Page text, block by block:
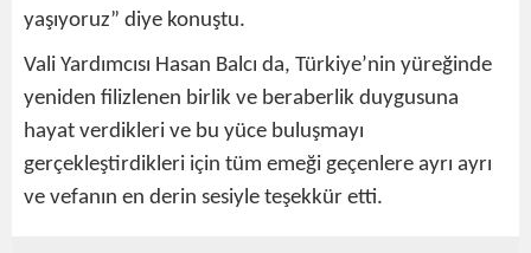
yaşıyoruz” diye konuştu.
Vali Yardımcısı Hasan Balcı da, Türkiye’nin yüreğinde
yeniden filizlenen birlik ve beraberlik duygusuna
hayat verdikleri ve bu yüce buluşmayı
gerçekleştirdikleri için tüm emeği geçenlere ayrı ayrı
ve vefanın en derin sesiyle teşekkür etti.